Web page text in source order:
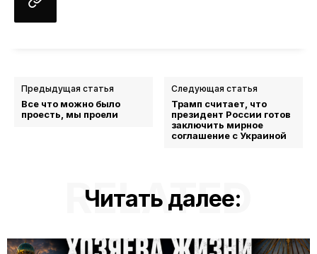
Предыдущая статья
Все что можно было
проесть, мы проели
Следующая статья
Трамп считает, что
президент России готов
заключить мирное
соглашение с Украиной
Читать далее:
RELATED